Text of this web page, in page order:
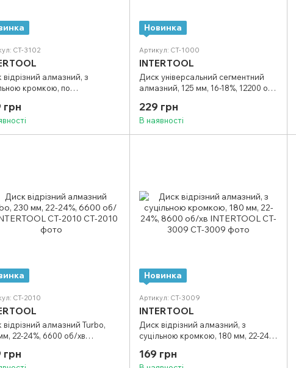
CT-3102
відрізний алмазний, з
кромкою, по
INTERTOOL CT-3102
грн
Новинка
Артикул: CT-1000
INTERTOOL
Диск універсальний сегментний
алмазний, 125 мм, 16-18%, 12200 об/
229 грн
В наявності
CT-2010
відрізний алмазний Turbo,
22-24%, 6600 об/хв
грн
Новинка
Артикул: CT-3009
INTERTOOL
Диск відрізний алмазний, з
суцільною кромкою, 180 мм, 22-24%,
169 грн